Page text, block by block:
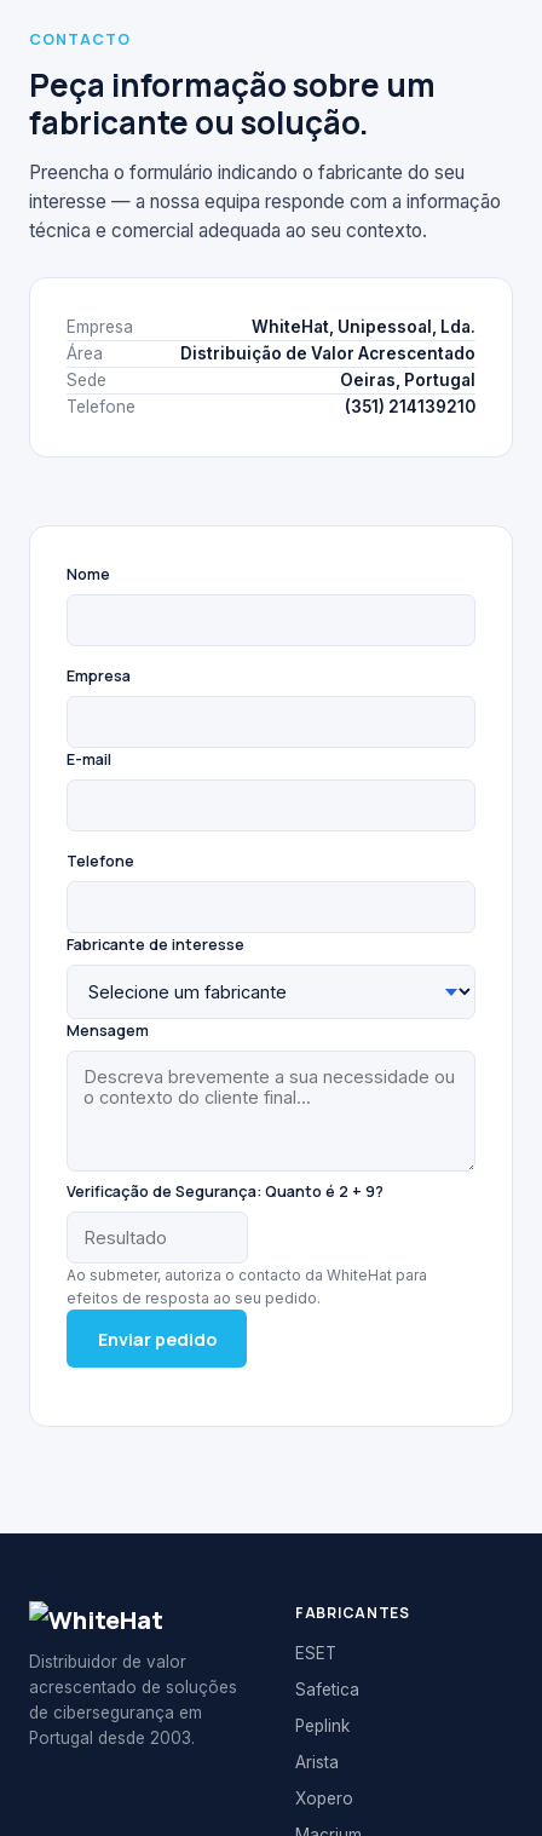
CONTACTO
Peça informação sobre um
fabricante ou solução.
Preencha o formulário indicando o fabricante do seu
interesse — a nossa equipa responde com a informação
técnica e comercial adequada ao seu contexto.
Empresa
WhiteHat, Unipessoal, Lda.
Área
Distribuição de Valor Acrescentado
Sede
Oeiras, Portugal
Telefone
(351) 214139210
Nome
Empresa
E-mail
Telefone
Fabricante de interesse
Mensagem
Verificação de Segurança:Quanto é 2 + 9?
Ao submeter, autoriza o contacto da WhiteHat para
efeitos de resposta ao seu pedido.
Enviar pedido
Distribuidor de valor
acrescentado de soluções
de cibersegurança em
Portugal desde 2003.
FABRICANTES
ESET
Safetica
Peplink
Arista
Xopero